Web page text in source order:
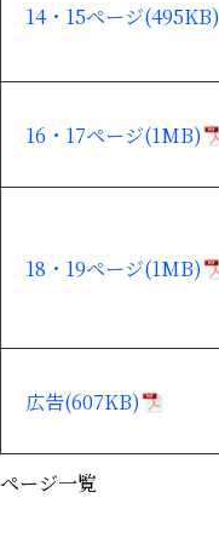
ページ一覧
14・15ページ(495KB)
16・17ページ(1MB)
18・19ページ(1MB)
広告(607KB)